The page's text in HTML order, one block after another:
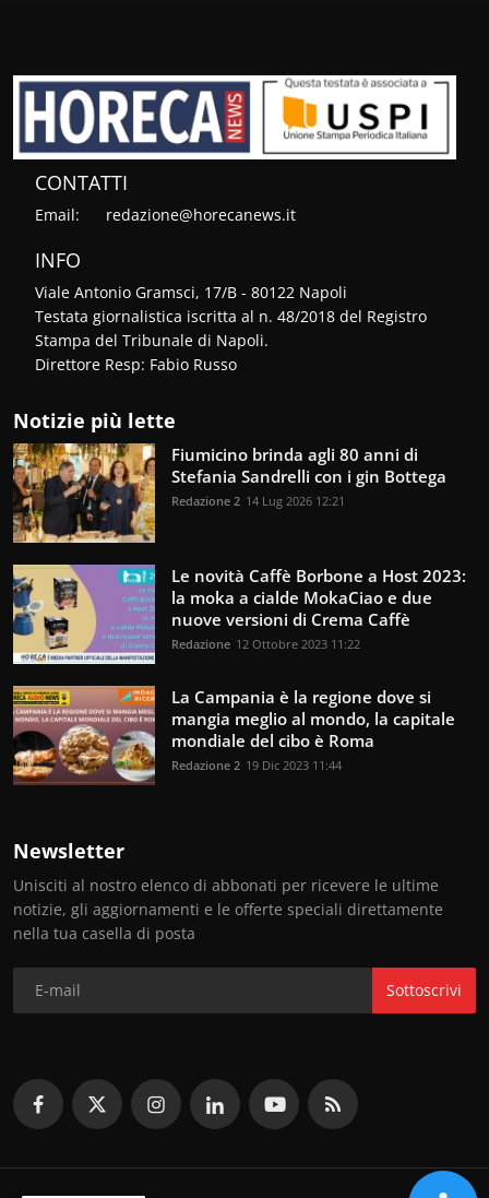
CONTATTI
Email: redazione@horecanews.it
INFO
Viale Antonio Gramsci, 17/B - 80122 Napoli
Testata giornalistica iscritta al n. 48/2018 del Registro
Stampa del Tribunale di Napoli.
Direttore Resp: Fabio Russo
Notizie più lette
Fiumicino brinda agli 80 anni di
Stefania Sandrelli con i gin Bottega
Redazione 2 14 Lug 2026 12:21
Le novità Caffè Borbone a Host 2023:
la moka a cialde MokaCiao e due
nuove versioni di Crema Caffè
Redazione 12 Ottobre 2023 11:22
La Campania è la regione dove si
mangia meglio al mondo, la capitale
mondiale del cibo è Roma
Redazione 2 19 Dic 2023 11:44
Newsletter
Unisciti al nostro elenco di abbonati per ricevere le ultime
notizie, gli aggiornamenti e le offerte speciali direttamente
nella tua casella di posta
Sottoscrivi